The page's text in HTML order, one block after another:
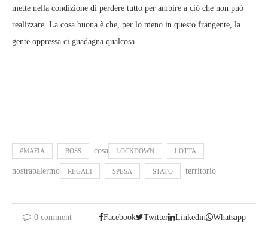
mette nella condizione di perdere tutto per ambire a ciò che non può
realizzare. La cosa buona è che, per lo meno in questo frangente, la
gente oppressa ci guadagna qualcosa.
#MAFIA BOSS cosa LOCKDOWN LOTTA
nostrapalermo REGALI SPESA STATO territorio
0 comment Facebook Twitter Linkedin Whatsapp